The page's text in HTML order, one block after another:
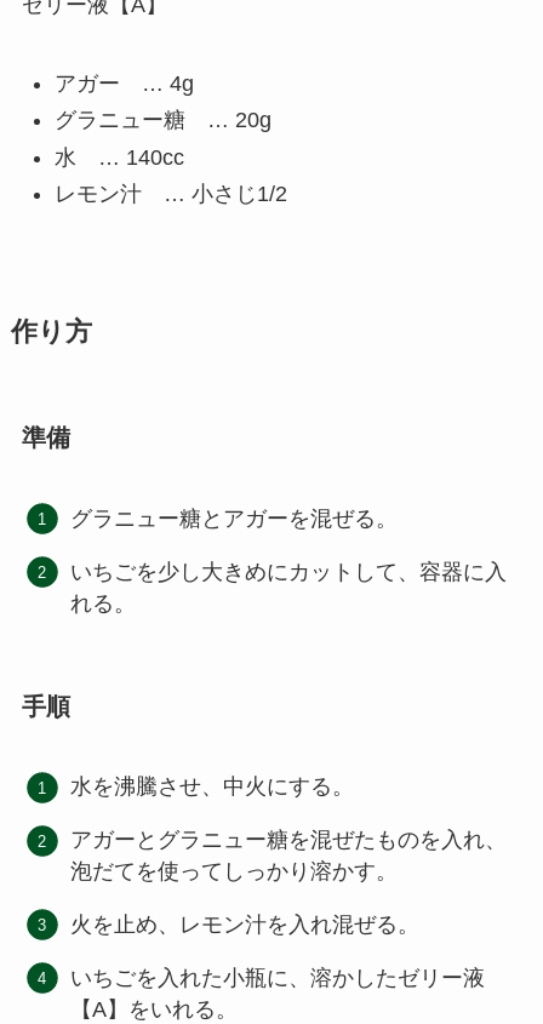
ゼリー液【A】
アガー … 4g
グラニュー糖 … 20g
水 … 140cc
レモン汁 … 小さじ1/2
作り方
準備
グラニュー糖とアガーを混ぜる。
いちごを少し大きめにカットして、容器に入
れる。
手順
水を沸騰させ、中火にする。
アガーとグラニュー糖を混ぜたものを入れ、
泡だてを使ってしっかり溶かす。
火を止め、レモン汁を入れ混ぜる。
いちごを入れた小瓶に、溶かしたゼリー液
【A】をいれる。